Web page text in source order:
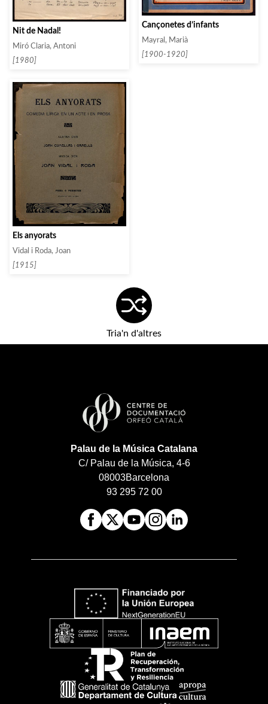
Nit de Nadal!
Miró Claria, Antoni
[1980]
Cançonetes d’infants
Mayral, Marià
[1900-1920]
Els anyorats
Vidal i Roda, Joan
[1915]
Tria'n d'altres
Palau de la Música Catalana
C/ Palau de la Música, 4-6
08003Barcelona
93 295 72 00